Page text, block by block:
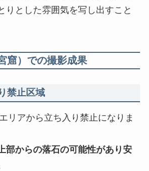
りとした雰囲気を写し出すこと
窟）での撮影成果
禁止区域
リアから立ち入り禁止になりま
部からの落石の可能性があり安